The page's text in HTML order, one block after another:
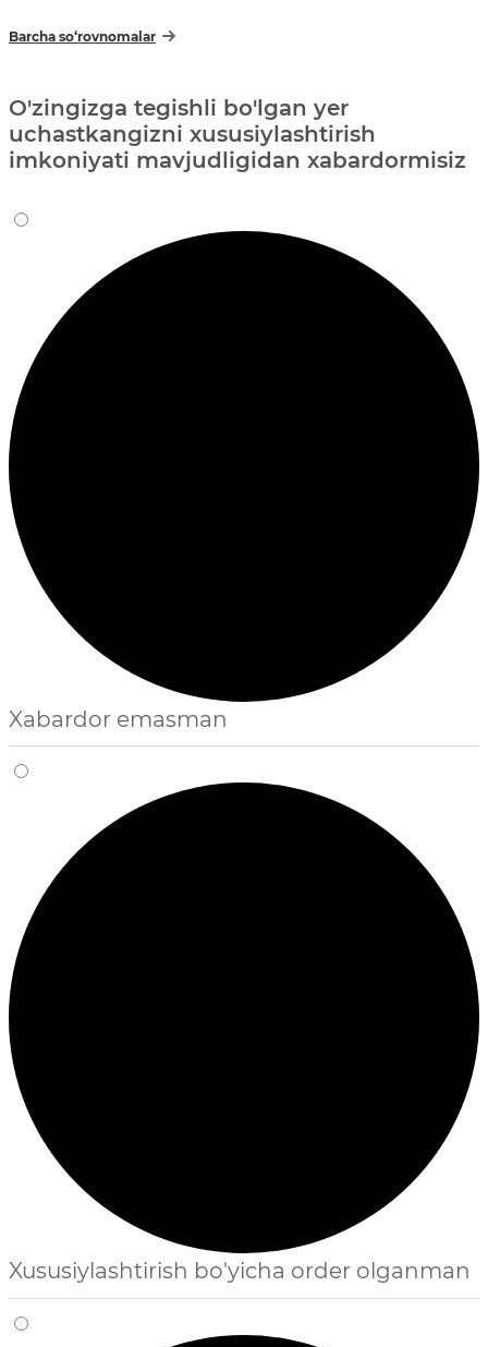
Barcha so‘rovnomalar
O'zingizga tegishli bo'lgan yer
uchastkangizni xususiylashtirish
imkoniyati mavjudligidan xabardormisiz
Xabardor emasman
Xususiylashtirish bo'yicha order olganman